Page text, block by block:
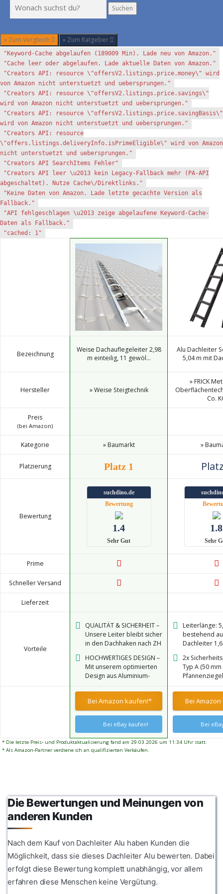
Suchen
» Zum Vergleich » Zum Ratgeber
"Keyword-Cache abgelaufen (189009 Min). Lade neu von Amazon."
"Cache leer oder abgelaufen. Lade aktuelle Daten von Amazon."
"Creators API: resource \"offersV2.listings.price.money\" wird
von Amazon nicht unterstuetzt und uebersprungen."
"Creators API: resource \"offersV2.listings.price.savings\"
wird von Amazon nicht unterstuetzt und uebersprungen."
"Creators API: resource \"offersV2.listings.price.savingBasis\"
wird von Amazon nicht unterstuetzt und uebersprungen."
"Creators API: resource
\"offers.listings.deliveryInfo.isPrimeEligible\" wird von Amazon
nicht unterstuetzt und uebersprungen."
"Creators API SearchItems Fehler"
"Creators API leer \u2013 kein Legacy-Fallback mehr (PA-API
abgeschaltet). Nutze Cache\/Direktlinks."
"Keine Daten von Amazon. Lade letzte gecachte Version als
Fallback."
"API fehlgeschlagen \u2013 zeige abgelaufene Keyword-Cache-
Daten als Fallback."
"cached: 1"
Bezeichnung
Weise Dachauflegeleiter 2,98
m einteilig, 11 gewöl...
Alu Dachleiter
5,04 m mit
Hersteller » Weise Steigtechnik
» FRICK
Co.
Preis
(bei Amazon)
Kategorie » Baumarkt »
Platzierung Platz 1
Bewertung
suchdino.de
Bewertung
1.4
Sehr Gut
1.8
Sehr
Prime
Schneller Versand
Lieferzeit
Vorteile
QUALITÄT & SICHERHEIT –
Unsere Leiter bleibt sicher
in den Dachhaken nach ZH
jeder Sprosse eine Kerbe
zum Einhängen besitzt.
Dank unserer Weise
erledigen Sie
Dacharbeiten mühelos
und professionell.
HOCHWERTIGES DESIGN –
Mit unserem optimierten
Design aus Aluminium-
und den dazugehörigen
Alu-gewölbten Bremer
Sprossen. Diese werden
mit Stanznieten
verbunden und
entsprechen dem
neuesten Stand der
Leiterlänge:
bestehend
Dachleiter
Verbinder
Auflageschutz
2x
Typ A (50
Bei Amazon kaufen!*
Bei eBay kaufen!
Bei
Bei
* Die letzte Preis- und Produktaktualisierung fand am 29.03.2026 um 11:34 Uhr statt.
* Als Amazon-Partner verdiene ich an qualifizierten Verkäufen.
Die Bewertungen und Meinungen von
anderen Kunden
Nach dem Kauf von Dachleiter Alu haben Kunden die
Möglichkeit, dass sie dieses Dachleiter Alu bewerten. Dabei
erfolgt diese Bewertung komplett unabhängig, vor allem
erfahren diese Menschen keine Vergütung.